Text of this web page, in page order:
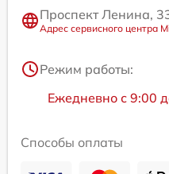
Проспект Ленина,
Адрес сервисного центра
Режим работы:
Ежедневно с 9:00
Способы оплаты